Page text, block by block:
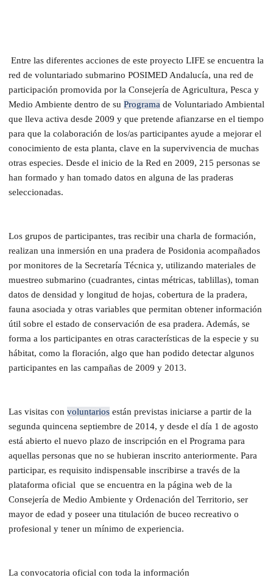
Entre las diferentes acciones de este proyecto LIFE se encuentra la
red de voluntariado submarino POSIMED Andalucía, una red de
participación promovida por la Consejería de Agricultura, Pesca y
Medio Ambiente dentro de su Programa de Voluntariado Ambiental
que lleva activa desde 2009 y que pretende afianzarse en el tiempo
para que la colaboración de los/as participantes ayude a mejorar el
conocimiento de esta planta, clave en la supervivencia de muchas
otras especies. Desde el inicio de la Red en 2009, 215 personas se
han formado y han tomado datos en alguna de las praderas
seleccionadas.
Los grupos de participantes, tras recibir una charla de formación,
realizan una inmersión en una pradera de Posidonia acompañados
por monitores de la Secretaría Técnica y, utilizando materiales de
muestreo submarino (cuadrantes, cintas métricas, tablillas), toman
datos de densidad y longitud de hojas, cobertura de la pradera,
fauna asociada y otras variables que permitan obtener información
útil sobre el estado de conservación de esa pradera. Además, se
forma a los participantes en otras características de la especie y su
hábitat, como la floración, algo que han podido detectar algunos
participantes en las campañas de 2009 y 2013.
Las visitas con voluntarios están previstas iniciarse a partir de la
segunda quincena septiembre de 2014, y desde el día 1 de agosto
está abierto el nuevo plazo de inscripción en el Programa para
aquellas personas que no se hubieran inscrito anteriormente. Para
participar, es requisito indispensable inscribirse a través de la
plataforma oficial que se encuentra en la página web de la
Consejería de Medio Ambiente y Ordenación del Territorio, ser
mayor de edad y poseer una titulación de buceo recreativo o
profesional y tener un mínimo de experiencia.
La convocatoria oficial con toda la información